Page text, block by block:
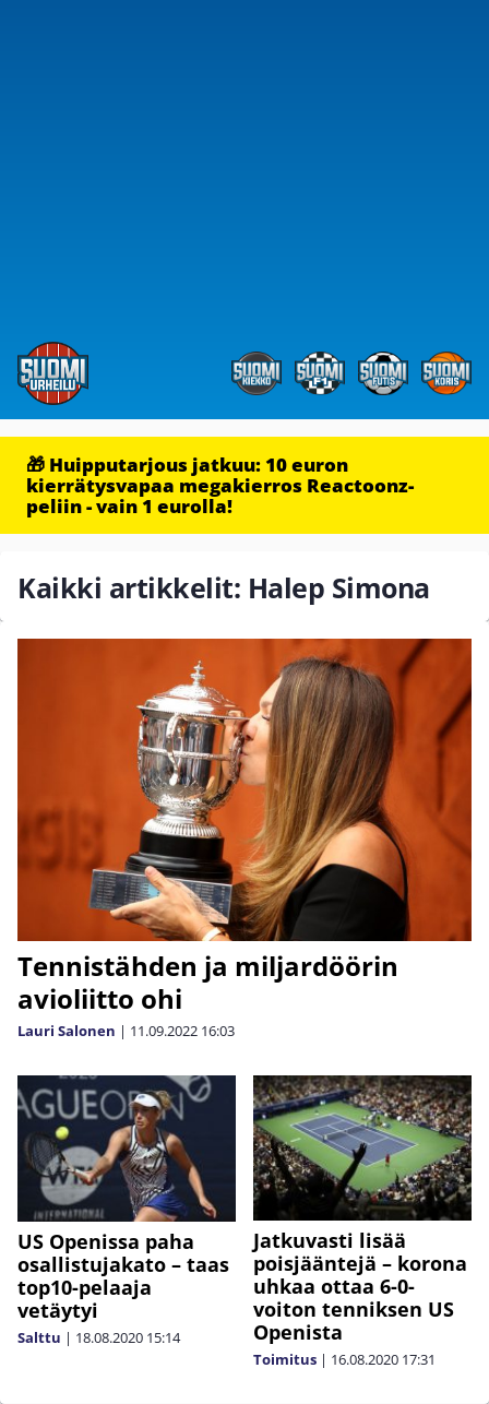
🎁 Huipputarjous jatkuu: 10 euron
kierrätysvapaa megakierros Reactoonz-
peliin - vain 1 eurolla!
Kaikki artikkelit: Halep Simona
Tennistähden ja miljardöörin
avioliitto ohi
Lauri Salonen | 11.09.2022 16:03
US Openissa paha
osallistujakato – taas
top10-pelaaja
vetäytyi
Salttu | 18.08.2020 15:14
Jatkuvasti lisää
poisjääntejä – korona
uhkaa ottaa 6-0-
voiton tenniksen US
Openista
Toimitus | 16.08.2020 17:31